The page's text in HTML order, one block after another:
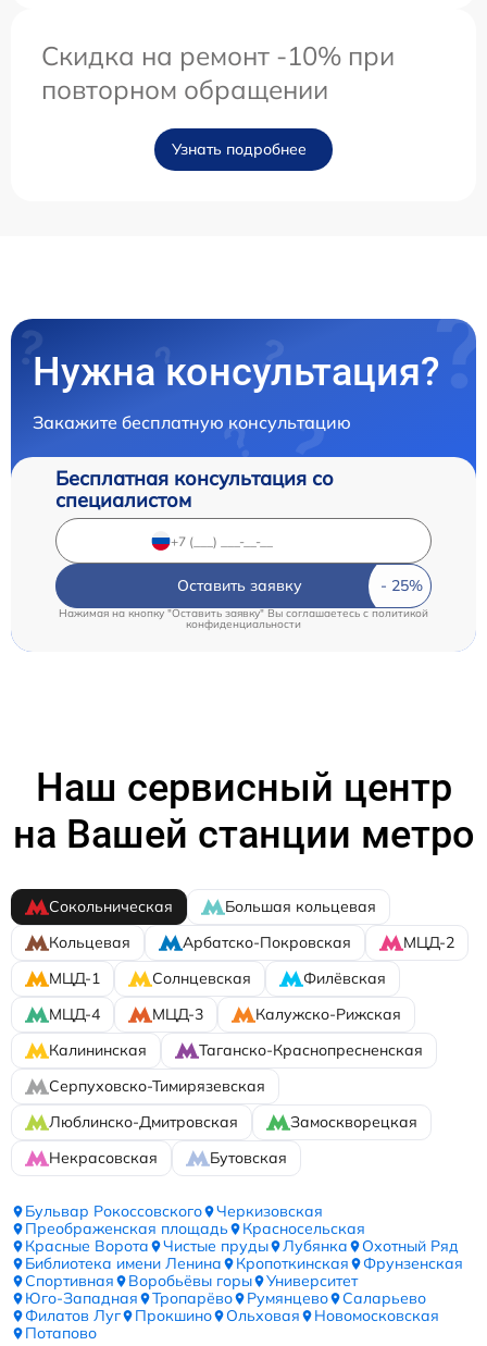
Скидка на ремонт -10% при
повторном обращении
Узнать подробнее
Нужна консультация?
Закажите бесплатную консультацию
Бесплатная консультация со
специалистом
Оставить заявку
Нажимая на кнопку "Оставить заявку" Вы соглашаетесь c политикой
конфиденциальности
Наш сервисный центр
на Вашей станции метро
Сокольническая
Большая кольцевая
Кольцевая
Арбатско-Покровская
МЦД-2
МЦД-1
Солнцевская
Филёвская
МЦД-4
МЦД-3
Калужско-Рижская
Калининская
Таганско-Краснопресненская
Серпуховско-Тимирязевская
Люблинско-Дмитровская
Замоскворецкая
Некрасовская
Бутовская
Бульвар Рокоссовского
Черкизовская
Преображенская площадь
Красносельская
Красные Ворота
Чистые пруды Лубянка
Охотный Ряд
Библиотека имени Ленина
Кропоткинская
Фрунзенская
Спортивная
Воробьёвы горы
Университет
Юго-Западная
Тропарёво Румянцево
Саларьево
Филатов Луг
Прокшино Ольховая
Новомосковская
Потапово